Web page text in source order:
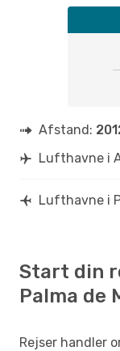
Afstand:
Lufthavne i
Lufthavne i
Start din
Palma de
Rejser handler